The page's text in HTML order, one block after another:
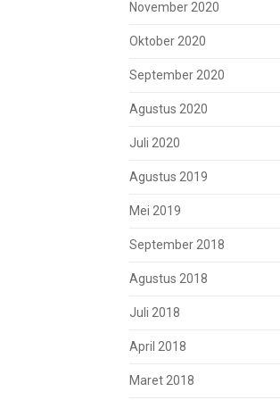
November 2020
Oktober 2020
September 2020
Agustus 2020
Juli 2020
Agustus 2019
Mei 2019
September 2018
Agustus 2018
Juli 2018
April 2018
Maret 2018